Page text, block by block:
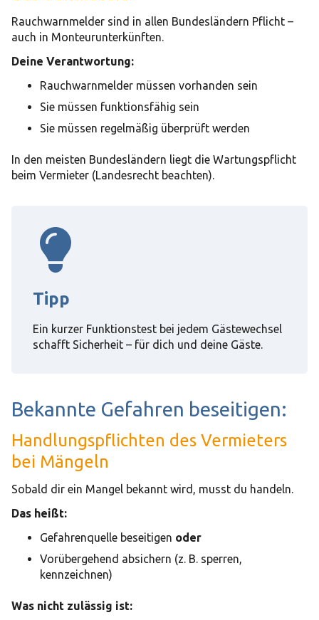
Rauchwarnmelder sind in allen Bundesländern Pflicht –
auch in Monteurunterkünften.
Deine Verantwortung:
Rauchwarnmelder müssen vorhanden sein
Sie müssen funktionsfähig sein
Sie müssen regelmäßig überprüft werden
In den meisten Bundesländern liegt die Wartungspflicht
beim Vermieter (Landesrecht beachten).
Tipp
Ein kurzer Funktionstest bei jedem Gästewechsel
schafft Sicherheit – für dich und deine Gäste.
Bekannte Gefahren beseitigen:
Handlungspflichten des Vermieters
bei Mängeln
Sobald dir ein Mangel bekannt wird, musst du handeln.
Das heißt:
Gefahrenquelle beseitigen oder
Vorübergehend absichern (z. B. sperren,
kennzeichnen)
Was nicht zulässig ist: